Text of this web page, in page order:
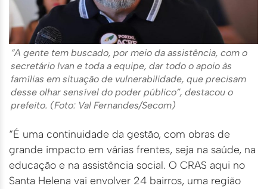
“A gente tem buscado, por meio da assistência, com o
secretário Ivan e toda a equipe, dar todo o apoio às
famílias em situação de vulnerabilidade, que precisam
desse olhar sensível do poder público”, destacou o
prefeito. (Foto: Val Fernandes/Secom)
“É uma continuidade da gestão, com obras de
grande impacto em várias frentes, seja na saúde, na
educação e na assistência social. O CRAS aqui no
Santa Helena vai envolver 24 bairros, uma região